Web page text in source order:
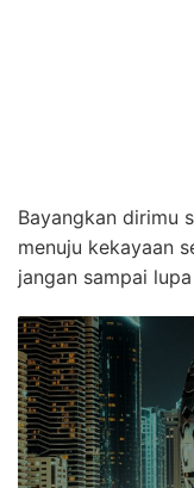
Bayangkan dirimu
menuju kekayaan
jangan sampai